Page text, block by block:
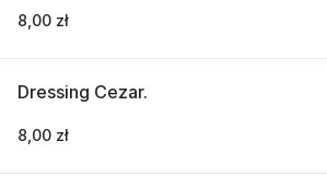
8,00 zł
Dressing Cezar.
8,00 zł